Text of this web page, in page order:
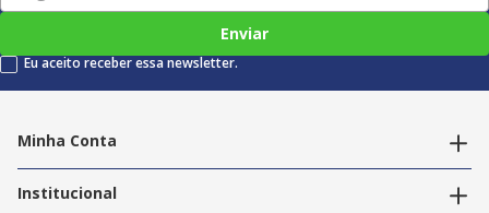
Enviar
Eu aceito receber essa newsletter.
Minha Conta
Editar endereços
Institucional